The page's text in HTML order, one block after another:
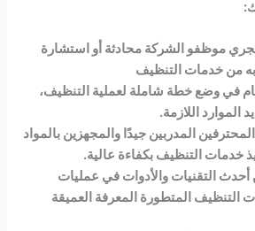
موظفو الشركة محادثة أو استشارة
به من خدمات التنظيف
في وضع خطة شاملة لعملية التنظيف،
الموارد اللازمة.
المدربين جيدًا والمجهزين بالمواد
خدمات التنظيف بكفاءة عالية.
التقنيات والأدوات في عمليات
التنظيف المتطورة المعرفة العميقة